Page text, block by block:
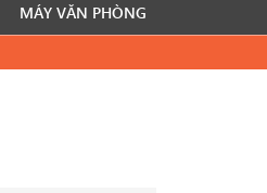
MÁY VĂN PHÒNG